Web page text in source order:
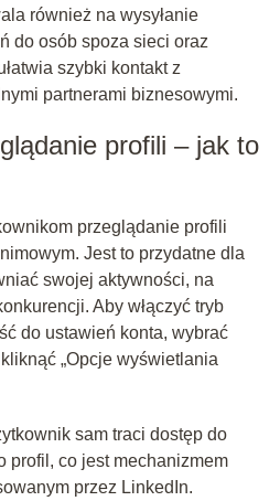
również na wysyłanie
do osób spoza sieci oraz
szybki kontakt z
partnerami biznesowymi.
profili – jak to
przeglądanie profili
Jest to przydatne dla
swojej aktywności, na
Aby włączyć tryb
do ustawień konta, wybrać
„Opcje wyświetlania
sam traci dostęp do
profil, co jest mechanizmem
przez LinkedIn.